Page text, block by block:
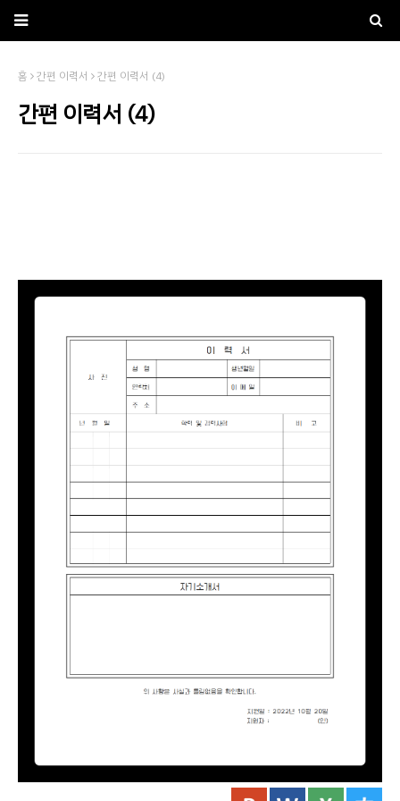
홈 간편 이력서 간편 이력서 (4)
간편 이력서 (4)